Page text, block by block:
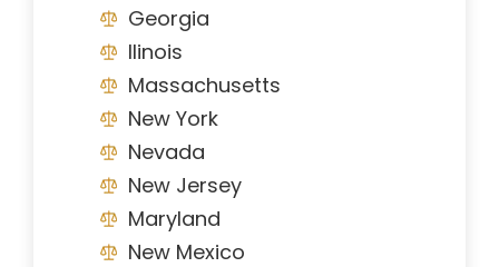
Georgia
Ilinois
Massachusetts
New York
Nevada
New Jersey
Maryland
New Mexico